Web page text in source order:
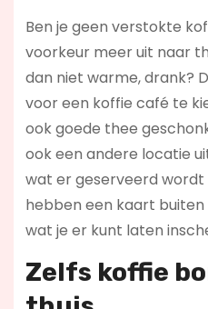
Ben je geen verstokte
voorkeur meer uit naar
dan niet warme, drank?
voor een koffie café te
ook goede thee
ook een andere locatie
wat er geserveerd
hebben een kaart
wat je er kunt laten
Zelfs koffie